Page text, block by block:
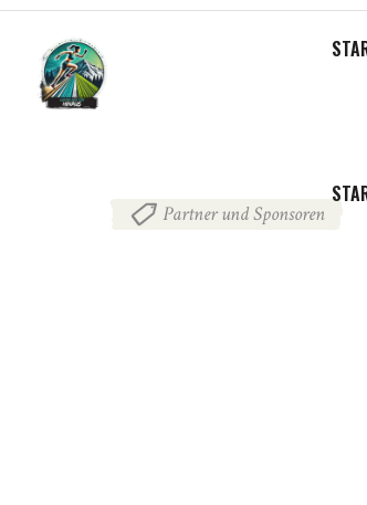
Partner und Sponsoren